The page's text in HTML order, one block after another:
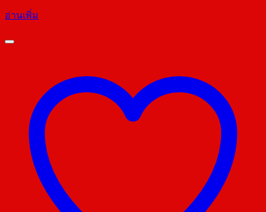
อ่านเพิ่ม